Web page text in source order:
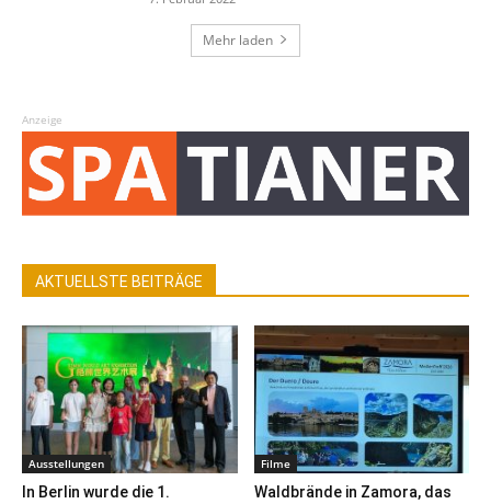
Mehr laden
Anzeige
AKTUELLSTE BEITRÄGE
Ausstellungen
In Berlin wurde die 1.
Filme
Waldbrände in Zamora, das